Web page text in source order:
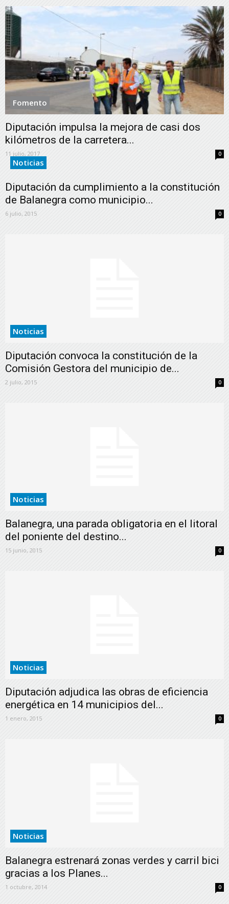
Fomento
Diputación impulsa la mejora de casi dos
kilómetros de la carretera...
11 julio, 2017 0
Noticias
Diputación da cumplimiento a la constitución
de Balanegra como municipio...
6 julio, 2015 0
Noticias
Diputación convoca la constitución de la
Comisión Gestora del municipio de...
2 julio, 2015 0
Noticias
Balanegra, una parada obligatoria en el litoral
del poniente del destino...
15 junio, 2015 0
Noticias
Diputación adjudica las obras de eficiencia
energética en 14 municipios del...
1 enero, 2015 0
Noticias
Balanegra estrenará zonas verdes y carril bici
gracias a los Planes...
1 octubre, 2014 0